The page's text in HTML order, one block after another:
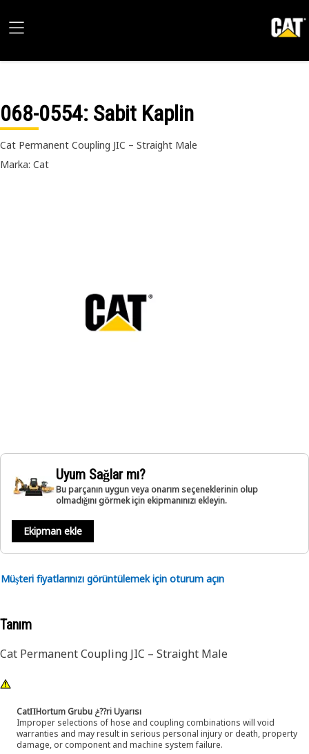
068-0554: Sabit Kaplin
Cat Permanent Coupling JIC – Straight Male
Marka: Cat
Uyum Sağlar mı?
Bu parçanın uygun veya onarım seçeneklerinin olup
olmadığını görmek için ekipmanınızı ekleyin.
Ekipman ekle
Müşteri fiyatlarınızı görüntülemek için oturum açın
Tanım
Cat Permanent Coupling JIC – Straight Male
CatΠHortum Grubu ݲ??ri Uyarısı
Improper selections of hose and coupling combinations will void
warranties and may result in serious personal injury or death, property
damage, or component and machine system failure.